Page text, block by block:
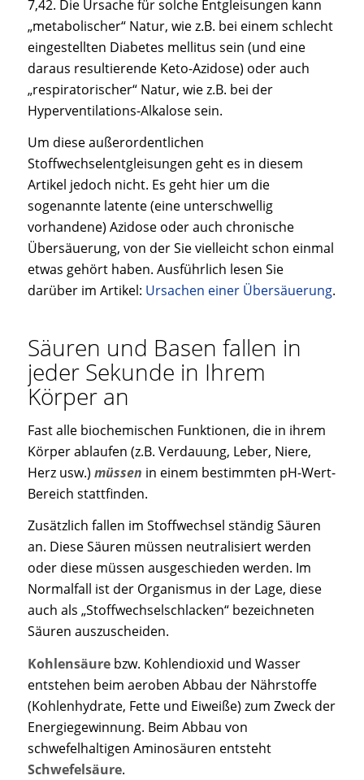
7,42. Die Ursache für solche Entgleisungen kann
„metabolischer“ Natur, wie z.B. bei einem schlecht
eingestellten Diabetes mellitus sein (und eine
daraus resultierende Keto-Azidose) oder auch
„respiratorischer“ Natur, wie z.B. bei der
Hyperventilations-Alkalose sein.
Um diese außerordentlichen
Stoffwechselentgleisungen geht es in diesem
Artikel jedoch nicht. Es geht hier um die
sogenannte latente (eine unterschwellig
vorhandene) Azidose oder auch chronische
Übersäuerung, von der Sie vielleicht schon einmal
etwas gehört haben. Ausführlich lesen Sie
darüber im Artikel: Ursachen einer Übersäuerung.
Säuren und Basen fallen in
jeder Sekunde in Ihrem
Körper an
Fast alle biochemischen Funktionen, die in ihrem
Körper ablaufen (z.B. Verdauung, Leber, Niere,
Herz usw.) müssen in einem bestimmten pH-Wert-
Bereich stattfinden.
Zusätzlich fallen im Stoffwechsel ständig Säuren
an. Diese Säuren müssen neutralisiert werden
oder diese müssen ausgeschieden werden. Im
Normalfall ist der Organismus in der Lage, diese
auch als „Stoffwechselschlacken“ bezeichneten
Säuren auszuscheiden.
Kohlensäurebzw. Kohlendioxid und Wasser
entstehen beim aeroben Abbau der Nährstoffe
(Kohlenhydrate, Fette und Eiweiße) zum Zweck der
Energiegewinnung. Beim Abbau von
schwefelhaltigen Aminosäuren entsteht
Schwefelsäure.